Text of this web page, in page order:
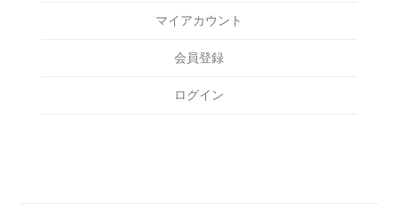
FAT
FOURTHIRTY
￥15,000～￥20,000
￥20,000～￥25,000
マイアカウント
会員登録
ログイン